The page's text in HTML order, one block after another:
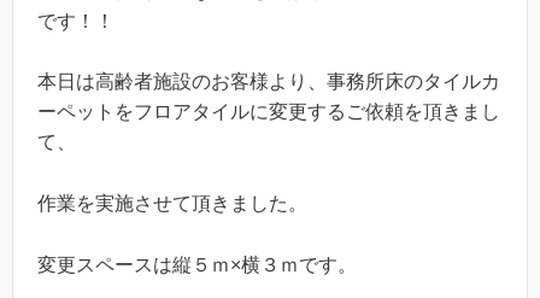
です！！
本日は高齢者施設のお客様より、事務所床のタイルカ
ーペットをフロアタイルに変更するご依頼を頂きまし
て、
作業を実施させて頂きました。
変更スペースは縦５ｍ×横３ｍです。